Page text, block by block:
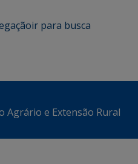
ir para busca
Agrário e Extensão Rural